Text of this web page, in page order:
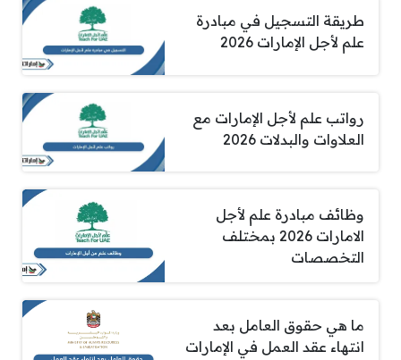
طريقة التسجيل في مبادرة
علم لأجل الإمارات 2026
رواتب علم لأجل الإمارات مع
العلاوات والبدلات 2026
وظائف مبادرة علم لأجل
الامارات 2026 بمختلف
التخصصات
ما هي حقوق العامل بعد
انتهاء عقد العمل في الإمارات